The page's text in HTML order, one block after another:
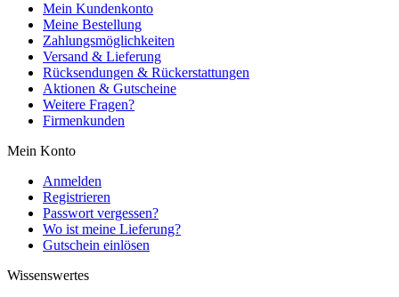
Mein Kundenkonto
Meine Bestellung
Zahlungsmöglichkeiten
Versand & Lieferung
Rücksendungen & Rückerstattungen
Aktionen & Gutscheine
Weitere Fragen?
Firmenkunden
Mein Konto
Anmelden
Registrieren
Passwort vergessen?
Wo ist meine Lieferung?
Gutschein einlösen
Wissenswertes